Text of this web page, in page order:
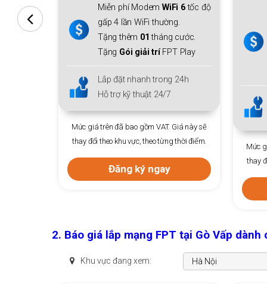
phí Modem
tốc độ
4 lần WiFi thường.
tháng cước.
đặt nhanh trong 24h
đã bao gồm VAT. Giá này sẽ
khu vực, theo từng thời điểm.
Đăng ký ngay
Miễn phíModem WiFi 6
thiết bị mở rộng sóng
WiFi 6
cho cả gia đình.
Tặng thêm
Lắp đặt nhanh trong 24h
Hỗ trợ kỹ thuật 24/7
Mức giá trên đã bao gồm VAT. Giá
thay đổi theo khu vực, theo từng thời
Đăng ký ngay
2. Báo giá lắp mạng FPT tại Gò Vấp dành
Khu vực đang xem: